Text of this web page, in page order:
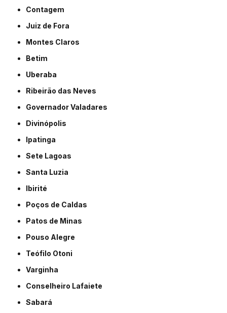
Contagem
Juiz de Fora
Montes Claros
Betim
Uberaba
Ribeirão das Neves
Governador Valadares
Divinópolis
Ipatinga
Sete Lagoas
Santa Luzia
Ibirité
Poços de Caldas
Patos de Minas
Pouso Alegre
Teófilo Otoni
Varginha
Conselheiro Lafaiete
Sabará